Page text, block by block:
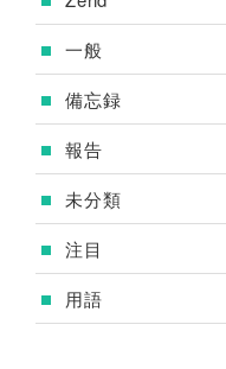
一般
備忘録
報告
未分類
注目
用語